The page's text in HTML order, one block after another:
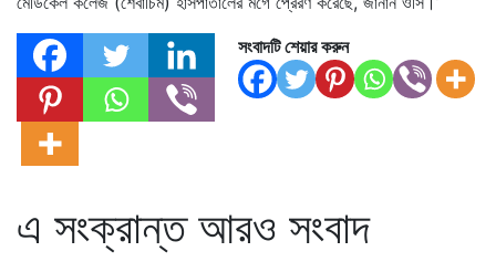
সংবাদটি শেয়ার করুন
এ সংক্রান্ত আরও সংবাদ